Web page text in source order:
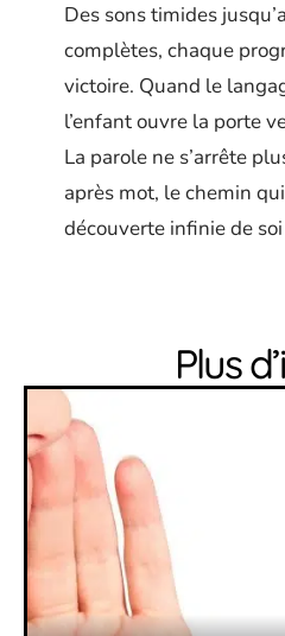
Des sons timides
complètes, chaque
victoire. Quand le
l’enfant ouvre la porte
La parole ne s’arrête
après mot, le chemin
découverte infinie de
Plus